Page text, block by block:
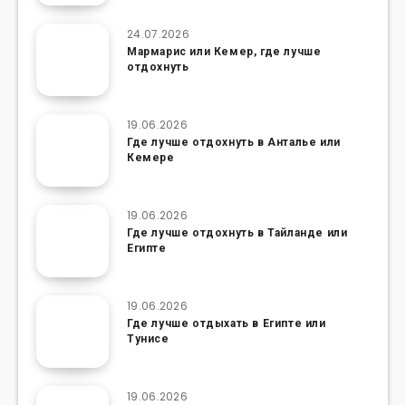
24.07.2026
Мармарис или Кемер, где лучше
отдохнуть
19.06.2026
Где лучше отдохнуть в Анталье или
Кемере
19.06.2026
Где лучше отдохнуть в Тайланде или
Египте
19.06.2026
Где лучше отдыхать в Египте или
Тунисе
19.06.2026